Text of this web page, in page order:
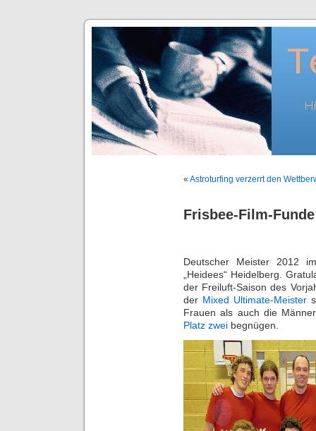
« Astroturfing verzerrt den
Frisbee-Film-
Deutscher Meister 2012
„Heidees“ Heidelberg.
der Freiluft-Saison des
der Mixed Ultimate-Meister
Frauen als auch die
Platz zwei begnügen.